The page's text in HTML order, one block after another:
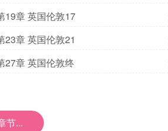
19章 英国伦敦17
23章 英国伦敦21
27章 英国伦敦终
节...